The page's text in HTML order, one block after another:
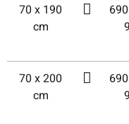
70 x 190
cm
70 x 200
cm